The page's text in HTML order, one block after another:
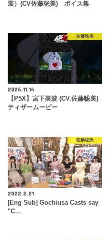
装）(CV佐藤聡美) ボイス集
佐藤聡美
2025.11.14
【P5X】宮下美波 (CV.佐藤聡美)
ティザームービー
佐藤聡美
2022.2.21
[Eng Sub] Gochiusa Casts say
"C…